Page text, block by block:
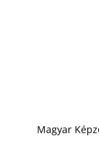
Magyar